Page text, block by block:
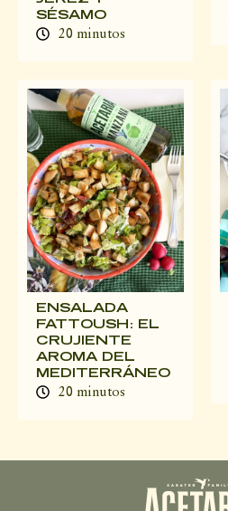
SÉSAMO
20 minutos
ENSALADA
FATTOUSH: EL
CRUJIENTE
AROMA DEL
MEDITERRÁNEO
20 minutos